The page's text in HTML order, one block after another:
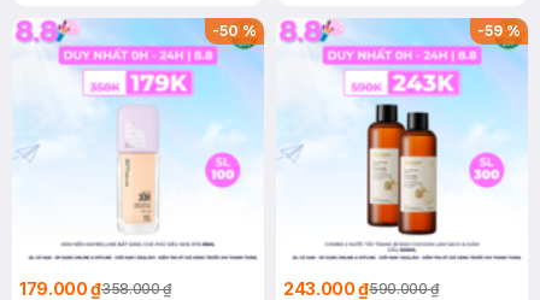
-50%
179.000 ₫358.000 ₫
-59%
243.000 ₫590.000 ₫